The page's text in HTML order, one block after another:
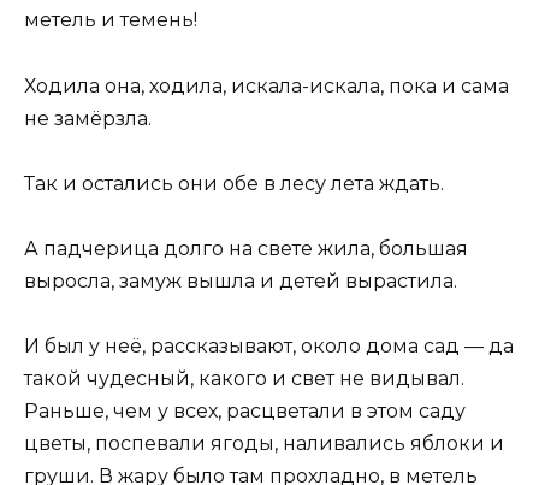
метель и темень!
Ходила она, ходила, искала-искала, пока и сама
не замёрзла.
Так и остались они обе в лесу лета ждать.
А падчерица долго на свете жила, большая
выросла, замуж вышла и детей вырастила.
И был у неё, рассказывают, около дома сад — да
такой чудесный, какого и свет не видывал.
Раньше, чем у всех, расцветали в этом саду
цветы, поспевали ягоды, наливались яблоки и
груши. В жару было там прохладно, в метель